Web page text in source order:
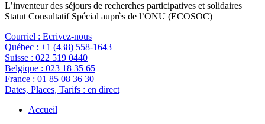
L’inventeur des séjours de recherches participatives et solidaires
Statut Consultatif Spécial auprès de l’ONU (ECOSOC)
Courriel : Ecrivez-nous
Québec : +1 (438) 558-1643
Suisse : 022 519 0440
Belgique : 023 18 35 65
France : 01 85 08 36 30
Dates, Places, Tarifs : en direct
Accueil